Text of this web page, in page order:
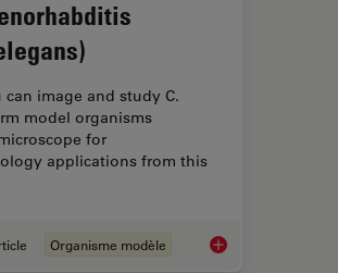
image and study C.
model organisms
for
applications from this
Organisme modèle Studying